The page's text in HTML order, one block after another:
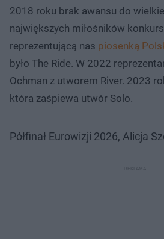
2018 roku brak awansu do
największych miłośników
reprezentującą nas piosenką
było The Ride. W 2022
Ochman z utworem River. 2023
która zaśpiewa utwór Solo.
Półfinał Eurowizji 2026, Alicja